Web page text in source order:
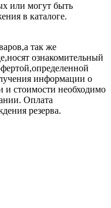
или могут быть
в каталоге.
так же
ознакомительный
информации о
и стоимости необходимо
Оплата
резерва.